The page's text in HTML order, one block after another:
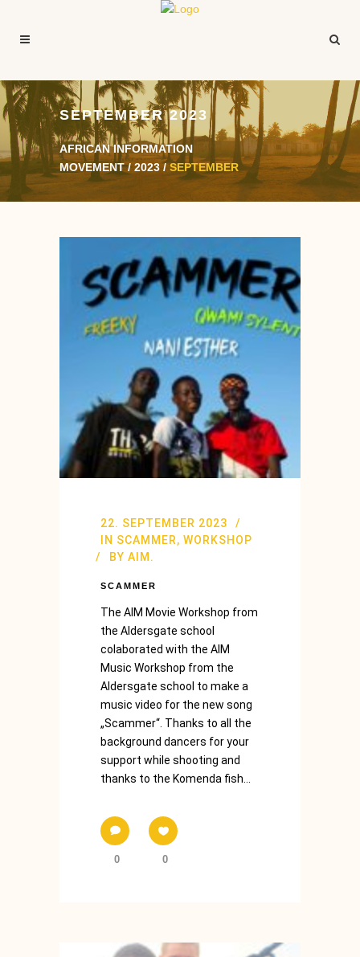
SEPTEMBER 2023
AFRICAN INFORMATION
MOVEMENT/2023 /SEPTEMBER
22. SEPTEMBER 2023
IN SCAMMER, WORKSHOP
BY AIM.
SCAMMER
The AIM Movie Workshop from
the Aldersgate school
colaborated with the AIM
Music Workshop from the
Aldersgate school to make a
music video for the new song
„Scammer“. Thanks to all the
background dancers for your
support while shooting and
thanks to the Komenda fish...
0 0